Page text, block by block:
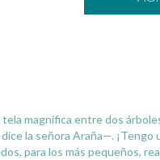
magnífica entre dos
la señora Araña—.
para los más pequeños,